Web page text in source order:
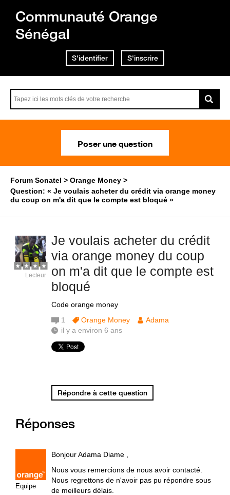
Communauté Orange
Sénégal
S'identifier S'inscrire
Poser une question
Forum Sonatel
Orange Money
Question: « Je voulais acheter du crédit via orange money
du coup on m'a dit que le compte est bloqué »
Je voulais acheter du crédit
via orange money du coup
on m'a dit que le compte est
bloqué
Code orange money
Lecteur
1 Orange Money
Adama
il y a environ 6 ans
Répondre à cette question
Réponses
Equipe
Bonjour Adama Diame ,
Nous vous remercions de nous avoir contacté.
Nous regrettons de n'avoir pas pu répondre sous
de meilleurs délais.